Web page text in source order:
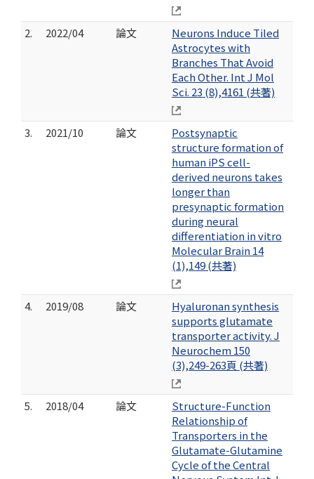
2. 2022/04 論文
Neurons Induce Tiled
Astrocytes with
Branches That Avoid
Each Other. Int J Mol
Sci. 23 (8),4161 (共著)
3. 2021/10 論文
Postsynaptic
structure formation of
human iPS cell-
derived neurons takes
longer than
presynaptic formation
during neural
differentiation in vitro
Molecular Brain 14
(1),149 (共著)
4. 2019/08 論文
Hyaluronan synthesis
supports glutamate
transporter activity. J
Neurochem 150
(3),249-263頁 (共著)
5. 2018/04 論文
Structure-Function
Relationship of
Transporters in the
Glutamate-Glutamine
Cycle of the Central